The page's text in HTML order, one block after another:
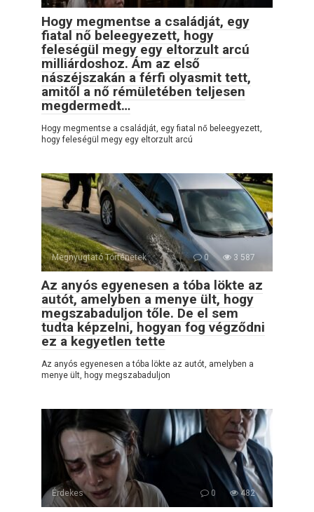
Hogy megmentse a családját, egy
fiatal nő beleegyezett, hogy
feleségül megy egy eltorzult arcú
milliárdoshoz. Ám az első
nászéjszakán a férfi olyasmit tett,
amitől a nő rémületében teljesen
megdermedt…
Hogy megmentse a családját, egy fiatal nő beleegyezett,
hogy feleségül megy egy eltorzult arcú
Megnyugtató Történetek 0 3 587
Az anyós egyenesen a tóba lökte az
autót, amelyben a menye ült, hogy
megszabaduljon tőle. De el sem
tudta képzelni, hogyan fog végződni
ez a kegyetlen tette
Az anyós egyenesen a tóba lökte az autót, amelyben a
menye ült, hogy megszabaduljon
Érdekes 0 482